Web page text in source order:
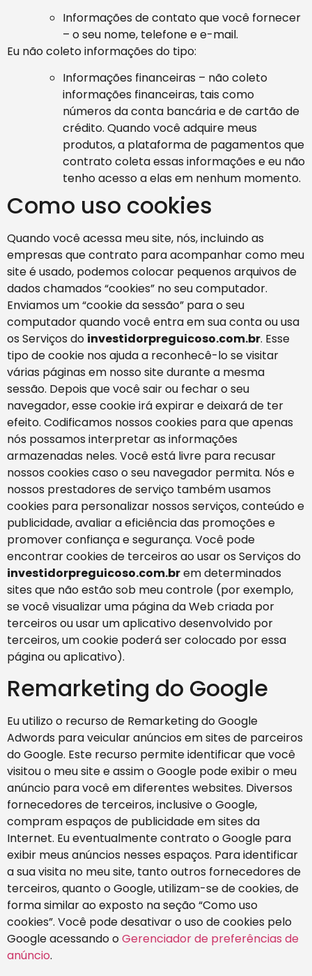
Informações de contato que você fornecer
– o seu nome, telefone e e-mail.
Eu não coleto informações do tipo:
Informações financeiras – não coleto
informações financeiras, tais como
números da conta bancária e de cartão de
crédito. Quando você adquire meus
produtos, a plataforma de pagamentos que
contrato coleta essas informações e eu não
tenho acesso a elas em nenhum momento.
Como uso cookies
Quando você acessa meu site, nós, incluindo as
empresas que contrato para acompanhar como meu
site é usado, podemos colocar pequenos arquivos de
dados chamados “cookies” no seu computador.
Enviamos um “cookie da sessão” para o seu
computador quando você entra em sua conta ou usa
os Serviços do investidorpreguicoso.com.br. Esse
tipo de cookie nos ajuda a reconhecê-lo se visitar
várias páginas em nosso site durante a mesma
sessão. Depois que você sair ou fechar o seu
navegador, esse cookie irá expirar e deixará de ter
efeito. Codificamos nossos cookies para que apenas
nós possamos interpretar as informações
armazenadas neles. Você está livre para recusar
nossos cookies caso o seu navegador permita. Nós e
nossos prestadores de serviço também usamos
cookies para personalizar nossos serviços, conteúdo e
publicidade, avaliar a eficiência das promoções e
promover confiança e segurança. Você pode
encontrar cookies de terceiros ao usar os Serviços do
investidorpreguicoso.com.brem determinados
sites que não estão sob meu controle (por exemplo,
se você visualizar uma página da Web criada por
terceiros ou usar um aplicativo desenvolvido por
terceiros, um cookie poderá ser colocado por essa
página ou aplicativo).
Remarketing do Google
Eu utilizo o recurso de Remarketing do Google
Adwords para veicular anúncios em sites de parceiros
do Google. Este recurso permite identificar que você
visitou o meu site e assim o Google pode exibir o meu
anúncio para você em diferentes websites. Diversos
fornecedores de terceiros, inclusive o Google,
compram espaços de publicidade em sites da
Internet. Eu eventualmente contrato o Google para
exibir meus anúncios nesses espaços. Para identificar
a sua visita no meu site, tanto outros fornecedores de
terceiros, quanto o Google, utilizam-se de cookies, de
forma similar ao exposto na seção “Como uso
cookies”. Você pode desativar o uso de cookies pelo
Google acessando oGerenciador de preferências de
anúncio.